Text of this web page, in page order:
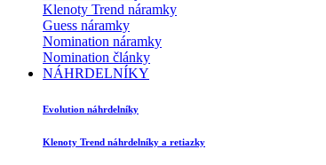
Klenoty Trend náramky
Guess náramky
Nomination náramky
Nomination články
NÁHRDELNÍKY
Evolution náhrdelníky
Klenoty Trend náhrdelníky a retiazky